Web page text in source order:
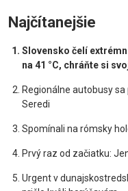
Najčítanejšie
Slovensko čelí
na 41 °C, chráňte si
Regionálne autobusy
Seredi
Spomínali na rómsky
Prvý raz od začiatku:
Urgent v